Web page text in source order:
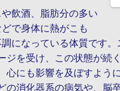
で身体に熱がこも
調になっている体質です。
ジを受け、この状態が続
心にも影響を及ぼすよう
の消化器系の病気や、脳